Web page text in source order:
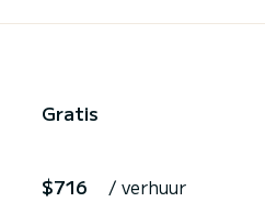
Gratis
$716 / verhuur